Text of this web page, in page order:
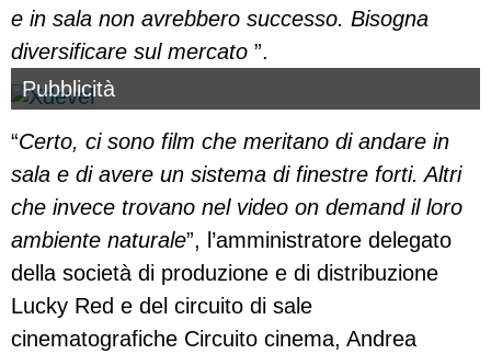
e in sala non avrebbero successo. Bisogna
diversificare sul mercato ”.
Pubblicità
“Certo, ci sono film che meritano di andare in
sala e di avere un sistema di finestre forti. Altri
che invece trovano nel video on demand il loro
ambiente naturale”, l’amministratore delegato
della società di produzione e di distribuzione
Lucky Red e del circuito di sale
cinematografiche Circuito cinema, Andrea